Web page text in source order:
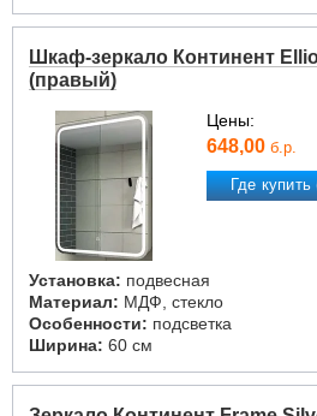
Шкаф-зеркало Континент
(правый)
Цены:
648,00 б.р.
Где купить
Установка: подвесная
Материал: МДФ, стекло
Особенности: подсветка
Ширина: 60 см